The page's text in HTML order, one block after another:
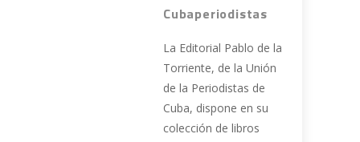
Cubaperiodistas
La Editorial Pablo de la
Torriente, de la Unión
de la Periodistas de
Cuba, dispone en su
colección de libros